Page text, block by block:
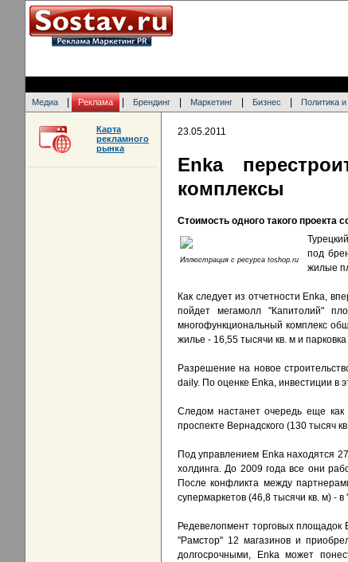
Медиа Реклама Брендинг Маркетинг Бизнес Политика
23.05.2011
Enka
комплексы
Стоимость одного такого проекта
Иллюстрация с ресурса toshop.ru
под
жилые
Как следует из отчетности Enka,
пойдет мегамолл "Капитолий"
многофункциональный комплекс
жилье - 16,55 тысячи кв. м и
Разрешение на новое
daily. По оценке Enka, инвестиции в
Следом настанет очередь еще
проспекте Вернадского (130 тысяч
Под управлением Enka находятся
холдинга. До 2009 года все они
После конфликта между
супермаркетов (46,8 тысячи кв. м) - в
Редевелопмент торговых
"Рамстор" 12 магазинов и
долгосрочными, Enka может
Карта
рекламного
рынка